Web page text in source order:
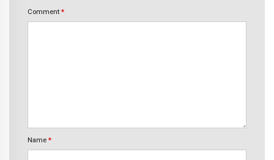
Comment *
Name *